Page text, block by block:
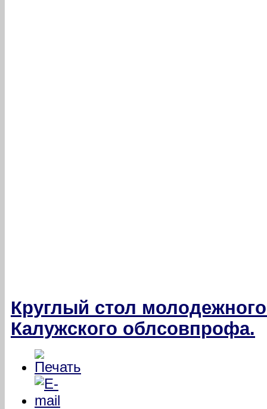
Круглый стол
Калужского облсовпрофа.